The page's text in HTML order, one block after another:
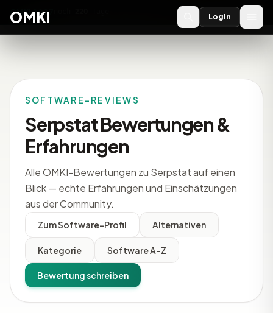
OMKI 2027
OMKI Login
SOFTWARE-REVIEWS
Serpstat Bewertungen &
Erfahrungen
Alle OMKI-Bewertungen zu Serpstat auf einen
Blick — echte Erfahrungen und Einschätzungen
aus der Community.
Zum Software-Profil Alternativen
Kategorie Software A-Z
Bewertung schreiben